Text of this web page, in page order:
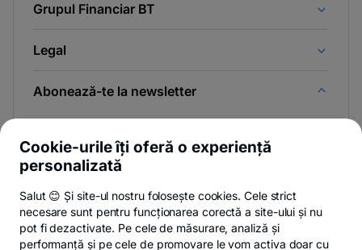
Grupul Financiar BT
Legal
Abonează-te la newsletter
Poți renunța oricând,vezi detalii-
opens
in
a
.
Cookie-urile îți oferă o experiență
personalizată
Salut 😊 Și site-ul nostru folosește cookies. Cele strict
necesare sunt pentru funcționarea corectă a site-ului și nu
pot fi dezactivate. Pe cele de măsurare, analiză și
performanță și pe cele de promovare le vom activa doar cu